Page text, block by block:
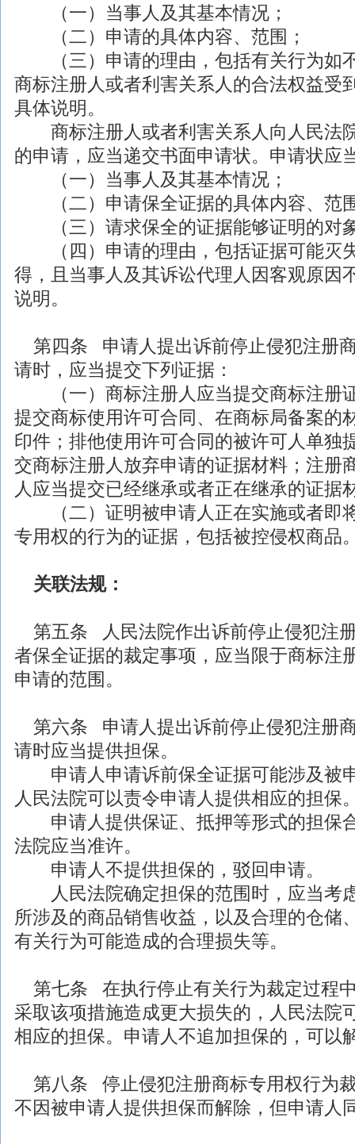
（一）当事人及其基本情况；
（二）申请的具体内容、范围；
（三）申请的理由，包括有关行为如
商标注册人或者利害关系人的合法权益受
具体说明。
商标注册人或者利害关系人向人民法
的申请，应当递交书面申请状。申请状应
（一）当事人及其基本情况；
（二）申请保全证据的具体内容、范
（三）请求保全的证据能够证明的对
（四）申请的理由，包括证据可能灭
得，且当事人及其诉讼代理人因客观原因
说明。
第四条 申请人提出诉前停止侵犯注册
请时，应当提交下列证据：
（一）商标注册人应当提交商标注册
提交商标使用许可合同、在商标局备案的
印件；排他使用许可合同的被许可人单独
交商标注册人放弃申请的证据材料；注册
人应当提交已经继承或者正在继承的证据
（二）证明被申请人正在实施或者即
专用权的行为的证据，包括被控侵权商品
关联法规：
第五条 人民法院作出诉前停止侵犯注
者保全证据的裁定事项，应当限于商标注
申请的范围。
第六条 申请人提出诉前停止侵犯注册
请时应当提供担保。
申请人申请诉前保全证据可能涉及被
人民法院可以责令申请人提供相应的担保
申请人提供保证、抵押等形式的担保
法院应当准许。
申请人不提供担保的，驳回申请。
人民法院确定担保的范围时，应当考
所涉及的商品销售收益，以及合理的仓储
有关行为可能造成的合理损失等。
第七条 在执行停止有关行为裁定过程
采取该项措施造成更大损失的，人民法院
相应的担保。申请人不追加担保的，可以
第八条 停止侵犯注册商标专用权行为
不因被申请人提供担保而解除，但申请人